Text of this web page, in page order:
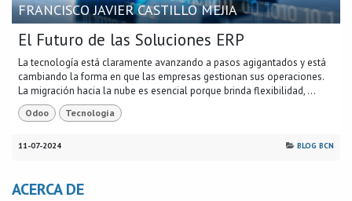
FRANCISCO JAVIER CASTILLO MEJIA
El Futuro de las Soluciones ERP
La tecnología está claramente avanzando a pasos agigantados y está
cambiando la forma en que las empresas gestionan sus operaciones.
La migración hacia la nube es esencial porque brinda flexibilidad, ...
Odoo Tecnología
11-07-2024 BLOG BCN
ACERCA DE